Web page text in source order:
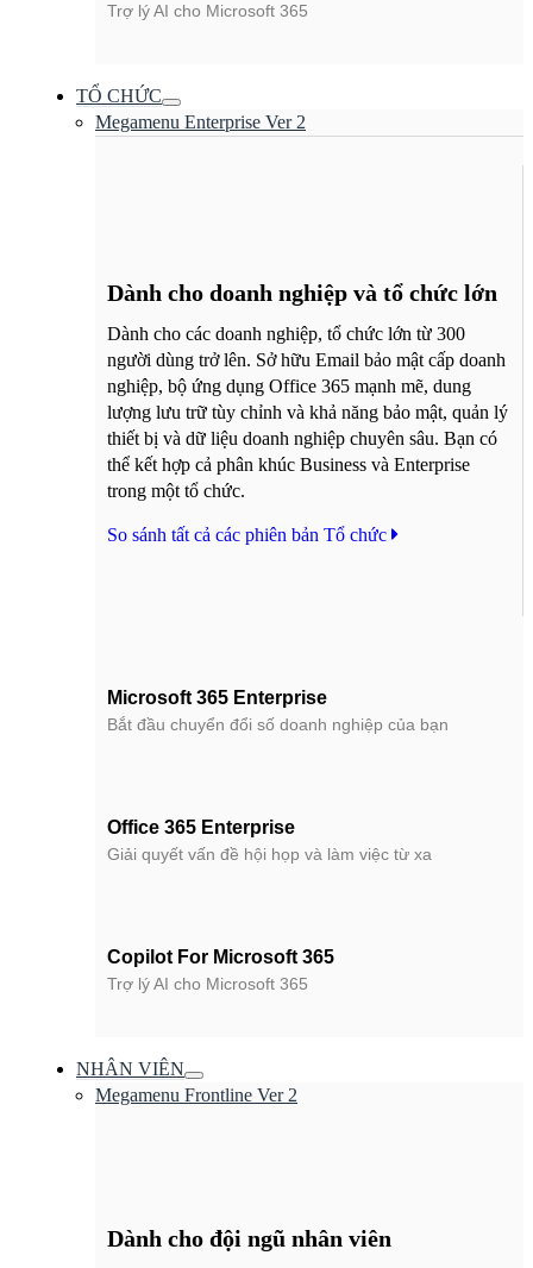
Trợ lý AI cho Microsoft 365
TỔ CHỨC
Megamenu Enterprise Ver 2
Dành cho doanh nghiệp và tổ chức lớn
Dành cho các doanh nghiệp, tổ chức lớn từ 300
người dùng trở lên. Sở hữu Email bảo mật cấp doanh
nghiệp, bộ ứng dụng Office 365 mạnh mẽ, dung
lượng lưu trữ tùy chỉnh và khả năng bảo mật, quản lý
thiết bị và dữ liệu doanh nghiệp chuyên sâu. Bạn có
thể kết hợp cả phân khúc Business và Enterprise
trong một tổ chức.
So sánh tất cả các phiên bản Tổ chức
Microsoft 365 Enterprise
Bắt đầu chuyển đổi số doanh nghiệp của bạn
Office 365 Enterprise
Giải quyết vấn đề hội họp và làm việc từ xa
Copilot For Microsoft 365
Trợ lý AI cho Microsoft 365
NHÂN VIÊN
Megamenu Frontline Ver 2
Dành cho đội ngũ nhân viên